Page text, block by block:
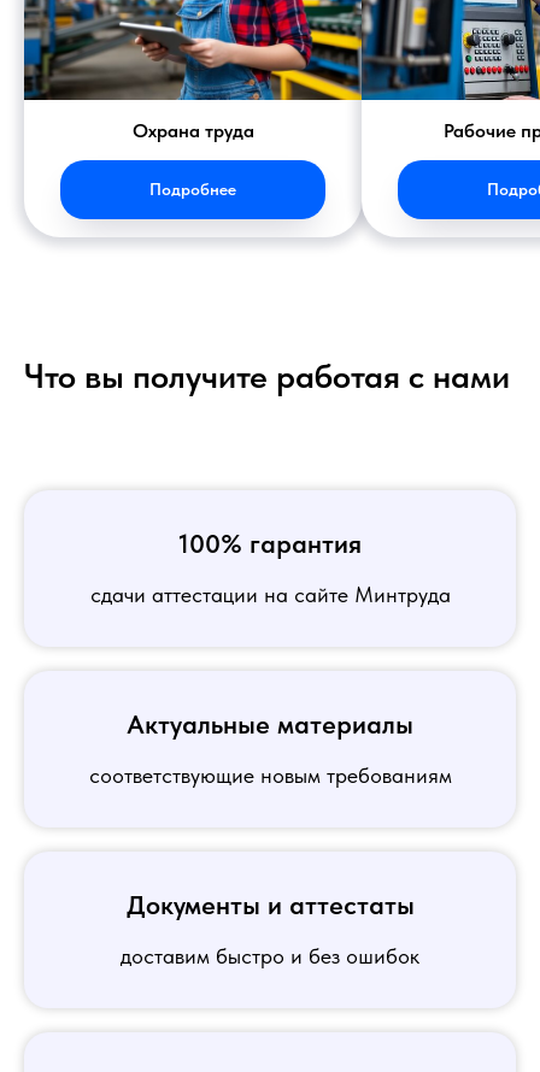
Охрана труда
Подробнее
Рабочие
Что вы получите работая с нами
100% гарантия
сдачи аттестации на сайте Минтруда
Актуальные материалы
соответствующие новым требованиям
Документы и аттестаты
доставим быстро и без ошибок